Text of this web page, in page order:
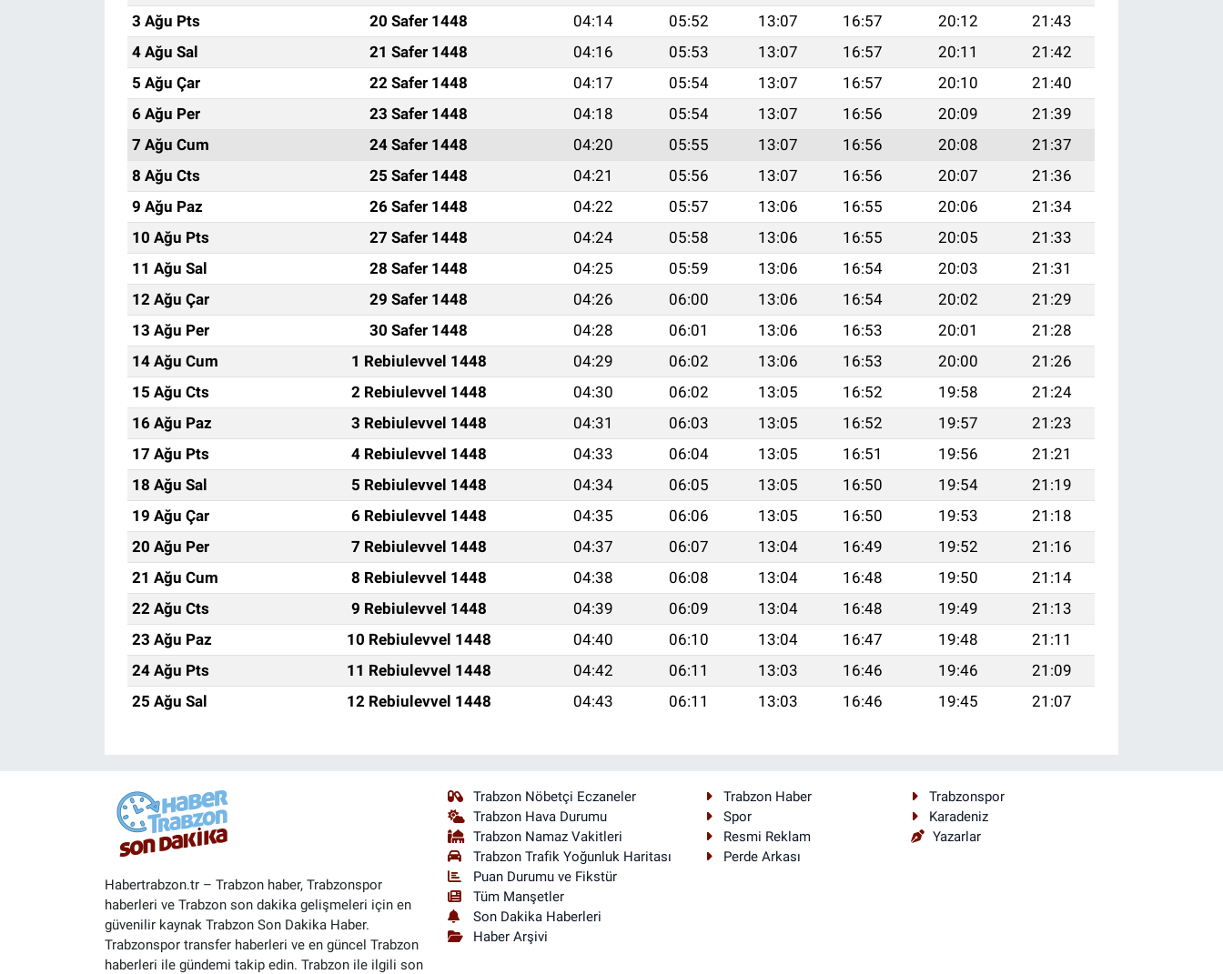
3 Ağu Pts
20 Safer 1448 04:14 05:52 13:07 16:57 20:12
21:43
4 Ağu Sal
21 Safer 1448 04:16 05:53 13:07 16:57 20:11
21:42
5 Ağu Çar
22 Safer 1448 04:17 05:54 13:07 16:57 20:10
21:40
6 Ağu Per
23 Safer 1448 04:18 05:54 13:07 16:56 20:09
21:39
7 Ağu Cum
24 Safer 1448 04:20 05:55 13:07 16:56 20:08
21:37
8 Ağu Cts
25 Safer 1448 04:21 05:56 13:07 16:56 20:07
21:36
9 Ağu Paz
26 Safer 1448 04:22 05:57 13:06 16:55 20:06
21:34
10 Ağu Pts
27 Safer 1448 04:24 05:58 13:06 16:55 20:05
21:33
11 Ağu Sal
28 Safer 1448 04:25 05:59 13:06 16:54 20:03
21:31
12 Ağu Çar
29 Safer 1448 04:26 06:00 13:06 16:54 20:02
21:29
13 Ağu Per
30 Safer 1448 04:28 06:01 13:06 16:53 20:01
21:28
14 Ağu Cum
1 Rebiulevvel 1448 04:29 06:02 13:06 16:53 20:00
21:26
15 Ağu Cts
2 Rebiulevvel 1448 04:30 06:02 13:05 16:52 19:58
21:24
16 Ağu Paz
3 Rebiulevvel 1448 04:31 06:03 13:05 16:52 19:57
21:23
17 Ağu Pts
4 Rebiulevvel 1448 04:33 06:04 13:05 16:51 19:56
21:21
18 Ağu Sal
5 Rebiulevvel 1448 04:34 06:05 13:05 16:50 19:54
21:19
19 Ağu Çar
6 Rebiulevvel 1448 04:35 06:06 13:05 16:50 19:53
21:18
20 Ağu Per
7 Rebiulevvel 1448 04:37 06:07 13:04 16:49 19:52
21:16
21 Ağu Cum
8 Rebiulevvel 1448 04:38 06:08 13:04 16:48 19:50
21:14
22 Ağu Cts
9 Rebiulevvel 1448 04:39 06:09 13:04 16:48 19:49
21:13
23 Ağu Paz
10 Rebiulevvel 1448 04:40 06:10 13:04 16:47 19:48
21:11
24 Ağu Pts
11 Rebiulevvel 1448 04:42 06:11 13:03 16:46 19:46
21:09
25 Ağu Sal
12 Rebiulevvel 1448 04:43 06:11 13:03 16:46 19:45 21:07
Habertrabzon.tr – Trabzon haber, Trabzonspor
haberleri ve Trabzon son dakika gelişmeleri için en
güvenilir kaynak Trabzon Son Dakika Haber.
Trabzonspor transfer haberleri ve en güncel Trabzon
haberleri ile gündemi takip edin. Trabzon ile ilgili son
Trabzon Nöbetçi Eczaneler
Trabzon Hava Durumu
Trabzon Namaz Vakitleri
Trabzon Trafik Yoğunluk Haritası
Puan Durumu ve Fikstür
Tüm Manşetler
Son Dakika Haberleri
Haber Arşivi
Trabzon Haber
Trabzonspor
Spor
Karadeniz
Resmi Reklam
Yazarlar
Perde Arkası